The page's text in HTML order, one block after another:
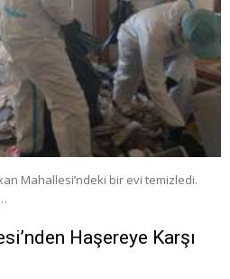
Mahallesi’ndeki bir evi temizledi.
Haşereye Karşı